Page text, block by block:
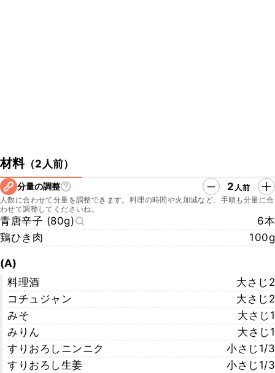
材料（2人前）
分量の調整 2 人前
人数に合わせて分量を調整できます。料理の時間や火加減など、手順も分量に合
わせて調整してくださいね。
青唐辛子 (80g)
6本
鶏ひき肉
100g
(A)
料理酒
大さじ2
コチュジャン
大さじ2
みそ
大さじ1
みりん
大さじ1
すりおろしニンニク
小さじ1/3
すりおろし生姜
小さじ1/3